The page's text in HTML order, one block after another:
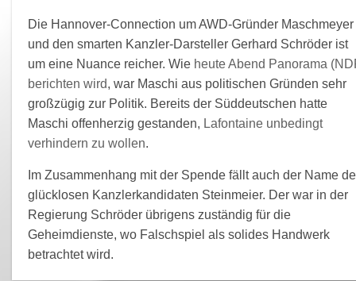
Die Hannover-Connection um AWD-Gründer Maschmeyer
und den smarten Kanzler-Darsteller Gerhard Schröder ist
um eine Nuance reicher. Wie heute Abend Panorama
berichten wird, war Maschi aus politischen Gründen sehr
großzügig zur Politik. Bereits der Süddeutschen hatte
Maschi offenherzig gestanden, Lafontaine unbedingt
verhindern zu wollen.
Im Zusammenhang mit der Spende fällt auch der Name
glücklosen Kanzlerkandidaten Steinmeier. Der war in der
Regierung Schröder übrigens zuständig für die
Geheimdienste, wo Falschspiel als solides Handwerk
betrachtet wird.